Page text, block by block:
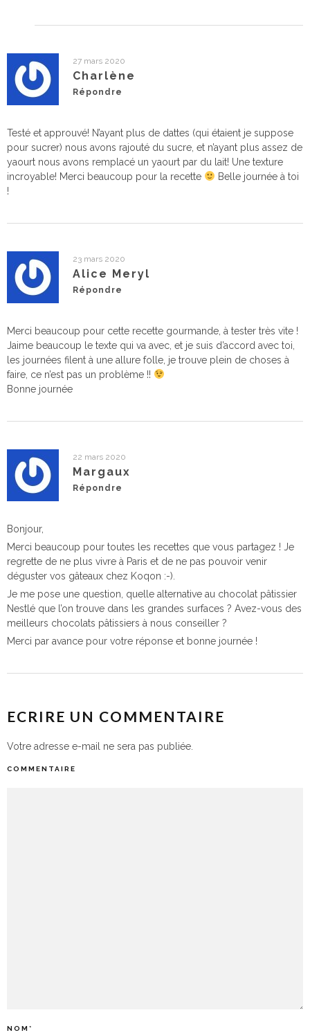
27 mars 2020
Charlène
Répondre
Testé et approuvé! N’ayant plus de dattes (qui étaient je suppose
pour sucrer) nous avons rajouté du sucre, et n’ayant plus assez de
yaourt nous avons remplacé un yaourt par du lait! Une texture
incroyable! Merci beaucoup pour la recette
Belle journée à toi
!
23 mars 2020
Alice Meryl
Répondre
Merci beaucoup pour cette recette gourmande, à tester très vite !
Jaime beaucoup le texte qui va avec, et je suis d’accord avec toi,
les journées filent à une allure folle, je trouve plein de choses à
faire, ce n’est pas un problème !!
Bonne journée
22 mars 2020
Margaux
Répondre
Bonjour,
Merci beaucoup pour toutes les recettes que vous partagez ! Je
regrette de ne plus vivre à Paris et de ne pas pouvoir venir
déguster vos gâteaux chez Koqon :-).
Je me pose une question, quelle alternative au chocolat pâtissier
Nestlé que l’on trouve dans les grandes surfaces ? Avez-vous des
meilleurs chocolats pâtissiers à nous conseiller ?
Merci par avance pour votre réponse et bonne journée !
ECRIRE UN COMMENTAIRE
Votre adresse e-mail ne sera pas publiée.
COMMENTAIRE
NOM *